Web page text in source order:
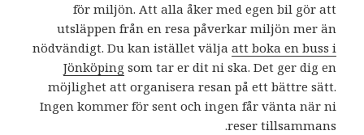
för miljön. Att alla åker med egen bil gör att
utsläppen från en resa påverkar miljön mer än
nödvändigt. Du kan istället välja att boka en buss i
Jönköping som tar er dit ni ska. Det ger dig en
möjlighet att organisera resan på ett bättre sätt.
Ingen kommer för sent och ingen får vänta när ni
reser tillsammans.